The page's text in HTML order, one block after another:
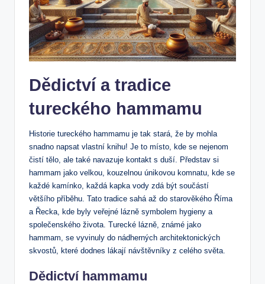
Dědictví a tradice
tureckého hammamu
Historie tureckého‍ hammamu je⁢ tak ‍stará,​ že‌ by mohla
snadno napsat vlastní‌ knihu!⁢ Je to místo, kde se nejenom⁤
čistí tělo, ale také navazuje kontakt s⁣ duší. Představ‍ si
hammam jako velkou, kouzelnou únikovou komnatu, kde se
‍každé kamínko, každá kapka vody zdá být⁣ součástí
⁤většího příběhu. Tato ⁣tradice sahá až do starověkého⁤ Říma
a Řecka, kde ‌byly veřejné lázně symbolem ⁤hygieny a
společenského života. ⁣Turecké lázně, známé jako
hammam, se vyvinuly ⁢do nádherných architektonických
skvostů, které dodnes lákají návštěvníky z celého světa.
Dědictví hammamu